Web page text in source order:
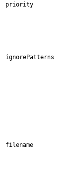
priority
ignorePatterns
filename